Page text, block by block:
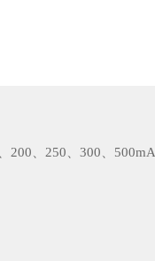
200、250、300、